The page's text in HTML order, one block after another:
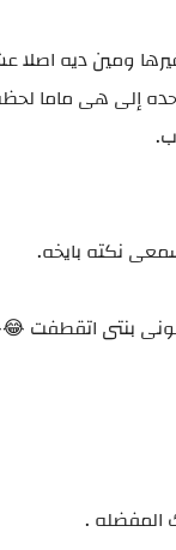
ومين ديه اصلا
إلى هى ماما
نكته بايخه.
بنتى اتقطفت
المفضله .